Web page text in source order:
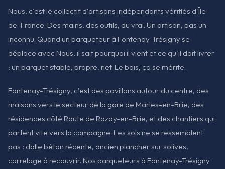
Nous, c'est le collectif d'artisans indépendants vérifiés d'Île-
de-France. Des mains, des outils, du vrai. Un artisan, pas un
inconnu. Quand un parqueteur à Fontenay-Trésigny se
déplace avec Nous, il sait pourquoi il vient et ce qu'il doit livrer
: un parquet stable, propre, net. Le bois, ça se mérite.
Fontenay-Trésigny, c'est des pavillons autour du centre, des
maisons vers le secteur de la gare de Marles-en-Brie, des
résidences côté Route de Rozay-en-Brie, et des chantiers qui
partent vite vers la campagne. Les sols ne se ressemblent
pas : dalle béton récente, ancien plancher sur solives,
carrelage à recouvrir. Nos parqueteurs à Fontenay-Trésigny